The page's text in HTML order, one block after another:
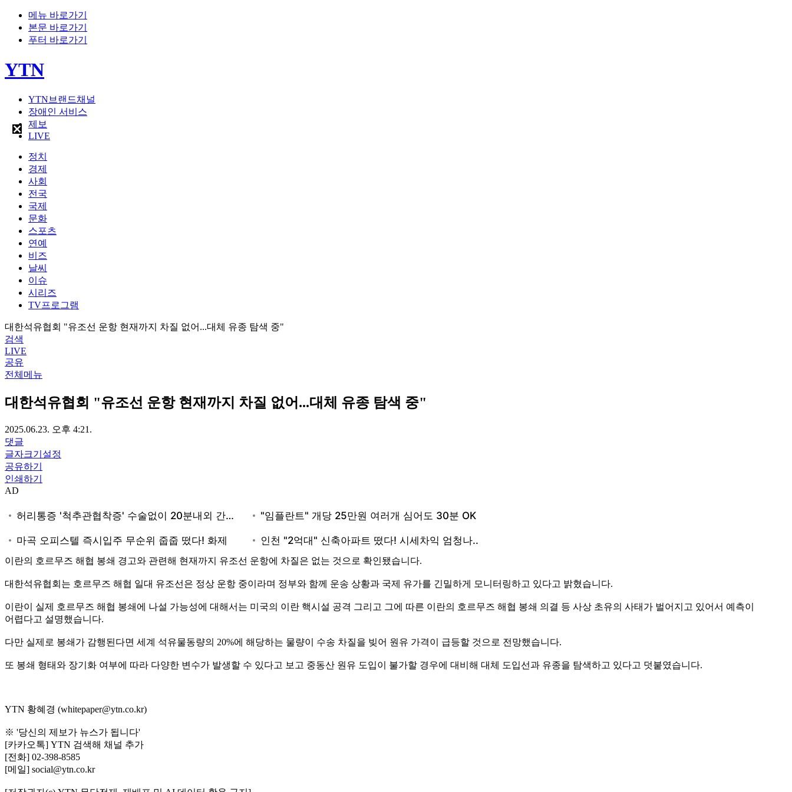
메뉴 바로가기
본문 바로가기
푸터 바로가기
YTN
YTN브랜드채널
장애인 서비스
제보
LIVE
정치
경제
사회
전국
국제
문화
스포츠
연예
비즈
날씨
이슈
시리즈
TV프로그램
대한석유협회 "유조선 운항 현재까지 차질 없어...대체 유종 탐색 중"
검색
LIVE
공유
전체메뉴
대한석유협회 "유조선 운항 현재까지 차질 없어...대체 유종 탐색 중"
2025.06.23. 오후 4:21.
댓글
글자크기설정
공유하기
인쇄하기
AD
이란의 호르무즈 해협 봉쇄 경고와 관련해 현재까지 유조선 운항에 차질은 없는 것으로 확인됐습니다.
대한석유협회는 호르무즈 해협 일대 유조선은 정상 운항 중이라며 정부와 함께 운송 상황과 국제 유가를 긴밀하게 모니터링하고 있다고 밝혔습니다.
이란이 실제 호르무즈 해협 봉쇄에 나설 가능성에 대해서는 미국의 이란 핵시설 공격 그리고 그에 따른 이란의 호르무즈 해협 봉쇄 의결 등 사상 초유의 사태가 벌어지고 있어서 예측이
어렵다고 설명했습니다.
다만 실제로 봉쇄가 감행된다면 세계 석유물동량의 20%에 해당하는 물량이 수송 차질을 빚어 원유 가격이 급등할 것으로 전망했습니다.
또 봉쇄 형태와 장기화 여부에 따라 다양한 변수가 발생할 수 있다고 보고 중동산 원유 도입이 불가할 경우에 대비해 대체 도입선과 유종을 탐색하고 있다고 덧붙였습니다.
YTN 황혜경 (whitepaper@ytn.co.kr)
※ '당신의 제보가 뉴스가 됩니다'
[카카오톡] YTN 검색해 채널 추가
[전화] 02-398-8585
[메일] social@ytn.co.kr